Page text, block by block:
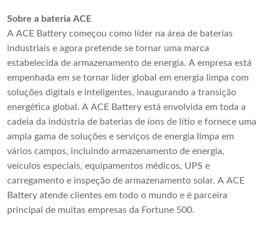
Sobre a bateria ACE
A ACE Battery começou como líder na área de baterias
industriais e agora pretende se tornar uma marca
estabelecida de armazenamento de energia. A empresa está
empenhada em se tornar líder global em energia limpa com
soluções digitais e inteligentes, inaugurando a transição
energética global. A ACE Battery está envolvida em toda a
cadeia da indústria de baterias de íons de lítio e fornece uma
ampla gama de soluções e serviços de energia limpa em
vários campos, incluindo armazenamento de energia,
veículos especiais, equipamentos médicos, UPS e
carregamento e inspeção de armazenamento solar. A ACE
Battery atende clientes em todo o mundo e é parceira
principal de muitas empresas da Fortune 500.